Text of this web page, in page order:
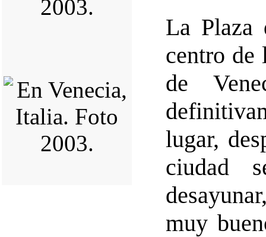
La Plaza
centro de
de
lugar,
ciudad
muy